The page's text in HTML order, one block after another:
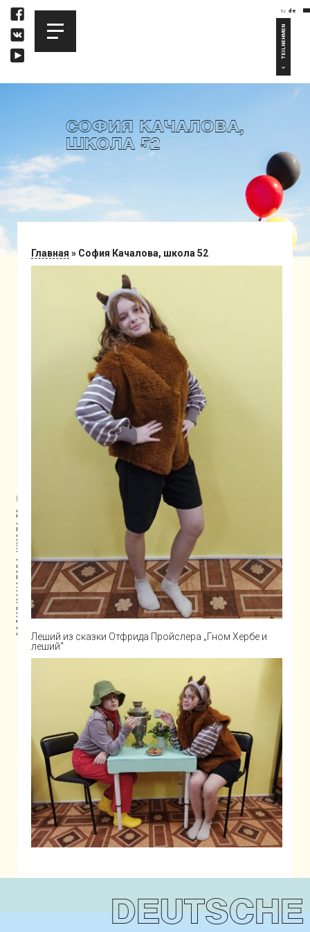
ru de
TEILNEHMEN
СОФИЯ КАЧАЛОВА,
ШКОЛА 52
СОФИЯ КАЧАЛОВА, ШКОЛА 52
Главная » София Качалова, школа 52
Леший из сказки Отфрида Пройслера „Гном Хербе и
леший“